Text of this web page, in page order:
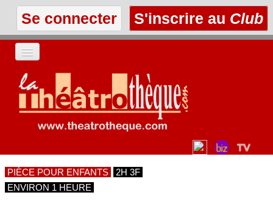
Se connecter S'inscrire au Club
ACCUEIL
LES TEXTES
LES ANNONCES
PIÈCE POUR ENFANTS
2H 3F
ENVIRON 1 HEURE